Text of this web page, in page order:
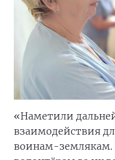
«Наметили
взаимодействия
воинам-